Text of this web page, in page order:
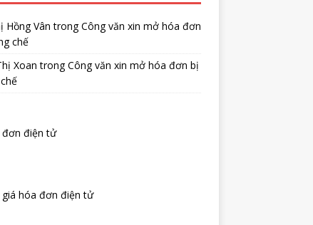
Hồng Vân trongCông văn xin mở hóa đơn
chế
Xoan trongCông văn xin mở hóa đơn bị